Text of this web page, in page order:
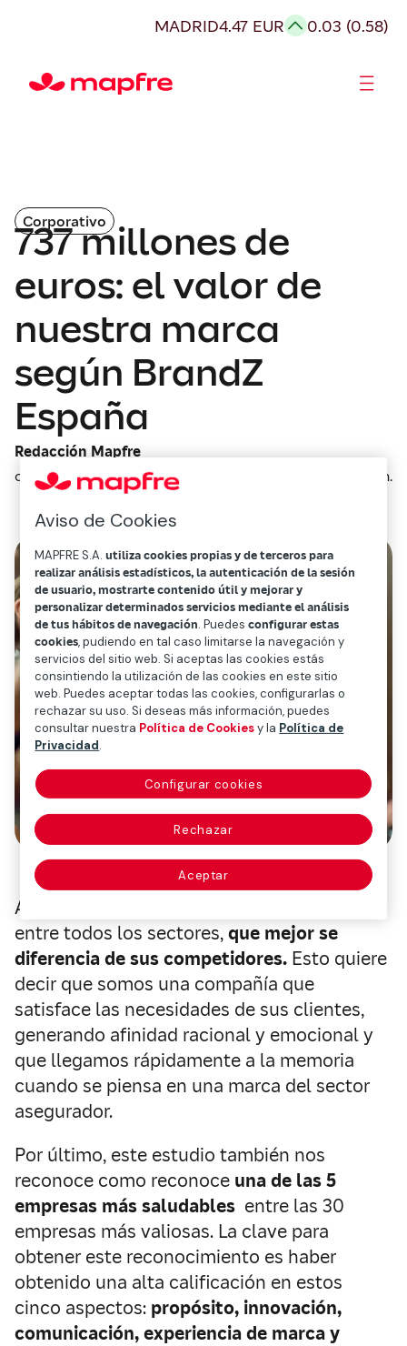
MADRID4.47 EUR 0.03 (0.58)
Corporativo
737 millones de
euros: el valor de
nuestra marca
según BrandZ
España
Redacción Mapfre
octubre 4, 2017
min.
Además, Mapfre es la
entre todos los sectores,que mejor se
diferencia de sus competidores. Esto quiere
decir que somos una compañía que
satisface las necesidades de sus clientes,
generando afinidad racional y emocional y
que llegamos rápidamente a la memoria
cuando se piensa en una marca del sector
asegurador.
Por último, este estudio también nos
reconoce como reconoce una de las 5
empresas más saludables entre las 30
empresas más valiosas. La clave para
obtener este reconocimiento es haber
obtenido una alta calificación en estos
cinco aspectos: propósito, innovación,
comunicación, experiencia de marca y
Aviso de Cookies
MAPFRE S.A.utiliza cookies propias y de terceros para
realizar análisis estadísticos, la autenticación de la sesión
de usuario, mostrarte contenido útil y mejorar y
personalizar determinados servicios mediante el análisis
de tus hábitos de navegación. Puedesconfigurar estas
cookies, pudiendo en tal caso limitarse la navegación y
servicios del sitio web. Si aceptas las cookies estás
consintiendo la utilización de las cookies en este sitio
web. Puedes aceptar todas las cookies, configurarlas o
rechazar su uso. Si deseas más información, puedes
consultar nuestra Política de Cookiesy la Política de
Privacidad.
Configurar cookies
Rechazar
Aceptar